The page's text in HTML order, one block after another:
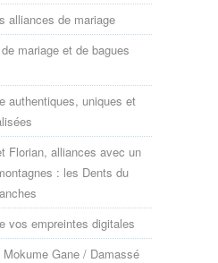
alliances de mariage
mariage et de bagues
authentiques, uniques et
Florian, alliances avec un
: les Dents du
vos empreintes digitales
Gane / Damassé